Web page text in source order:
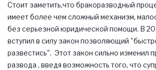
Стоит заметить,что бракоразводный
имеет более чем сложный механизм,
без серьезной юридической помощи. В
вступил в силу закон позволяющий
развестись". Этот закон сильно изменил
развода , введя возможность того, что